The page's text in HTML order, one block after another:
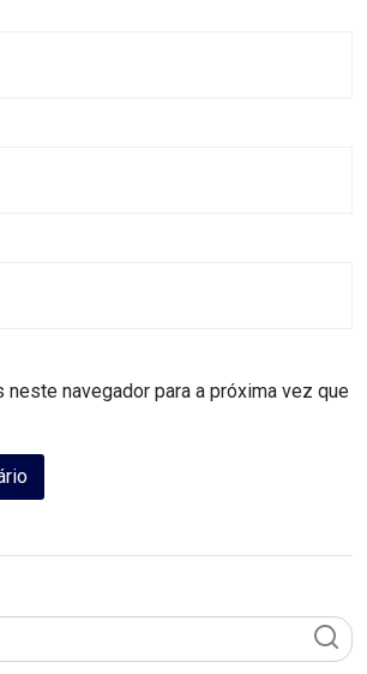
neste navegador para a próxima vez que